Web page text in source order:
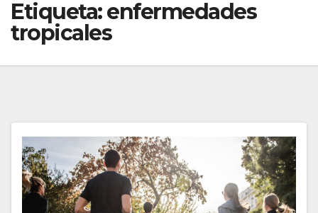
Etiqueta:enfermedades
tropicales